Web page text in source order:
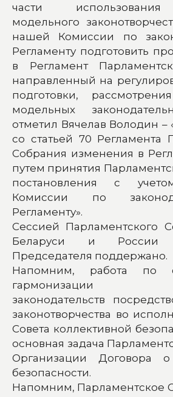
части
модельного
нашей Комиссии по
Регламенту подготовить
в Регламент
направленный на
подготовки,
модельных
отметил Вячелав Володин –
со статьей 70 Регламента
Собрания изменения в
путем принятия
постановления с
Комиссии по
Регламенту».
Сессией Парламентского
Беларуси и России
Председателя поддержано.
Напомним, работа по
гармонизации
законодательств
законотворчества во
Совета коллективной
основная задача
Организации Договора о
безопасности.
Напомним, Парламентское